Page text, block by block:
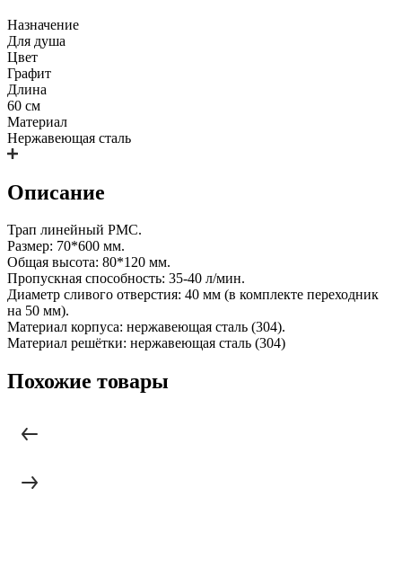
Назначение
Для душа
Цвет
Графит
Длина
60 см
Материал
Нержавеющая сталь
Описание
Трап линейный РМС.
Размер: 70*600 мм.
Общая высота: 80*120 мм.
Пропускная способность: 35-40 л/мин.
Диаметр сливого отверстия: 40 мм (в комплекте переходник
на 50 мм).
Материал корпуса: нержавеющая сталь (304).
Материал решётки: нержавеющая сталь (304)
Похожие товары